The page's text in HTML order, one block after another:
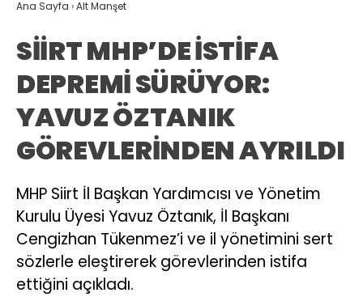
Ana Sayfa ›Alt Manşet
SİİRT MHP’DE İSTİFA
DEPREMİ SÜRÜYOR:
YAVUZ ÖZTANIK
GÖREVLERİNDEN AYRILDI
MHP Siirt İl Başkan Yardımcısı ve Yönetim
Kurulu Üyesi Yavuz Öztanık, İl Başkanı
Cengizhan Tükenmez’i ve il yönetimini sert
sözlerle eleştirerek görevlerinden istifa
ettiğini açıkladı.